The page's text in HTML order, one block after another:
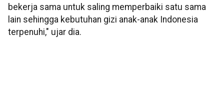
bekerja sama untuk saling memperbaiki satu sama
lain sehingga kebutuhan gizi anak-anak Indonesia
terpenuhi," ujar dia.